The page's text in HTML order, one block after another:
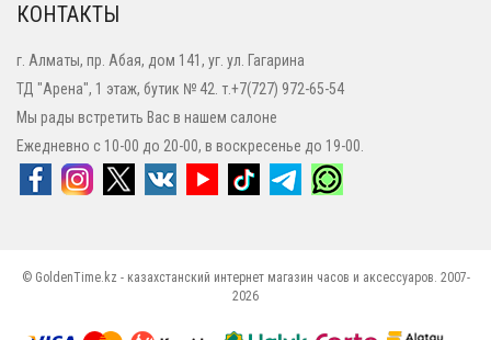
КОНТАКТЫ
г. Алматы, пр. Абая, дом 141, уг. ул. Гагарина
ТД "Арена", 1 этаж, бутик № 42. т.+7(727) 972-65-54
Мы рады встретить Вас в нашем салоне
Ежедневно с 10-00 до 20-00, в воскресенье до 19-00.
© GoldenTime.kz - казахстанский интернет магазин часов и аксессуаров. 2007-
2026